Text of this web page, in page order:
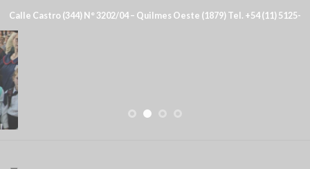
Calle Castro (344) N° 3202/04 – Quilmes Oeste (1879) Tel. +54 (11) 5125-